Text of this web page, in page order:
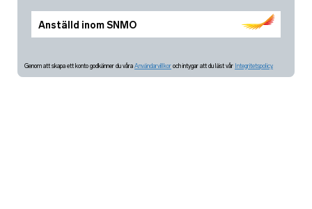
Anställd inom SNMO
Genom att skapa ett konto godkänner du våra Användarvillkor och intygar att du läst vår Integritetspolicy.